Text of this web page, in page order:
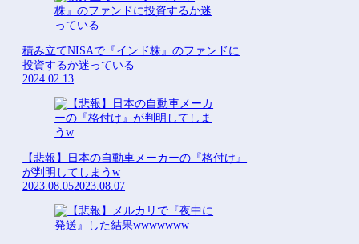
積み立てNISAで『インド株』のファンドに
投資するか迷っている
2024.02.13
【悲報】日本の自動車メーカーの『格付け』
が判明してしまうw
2023.08.052023.08.07